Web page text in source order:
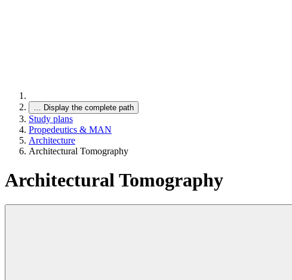
… Display the complete path
Study plans
Propedeutics & MAN
Architecture
Architectural Tomography
Architectural Tomography